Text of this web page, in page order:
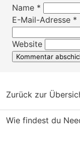
Name *
E-Mail-Adresse *
Website
Zurück zur
Wie findest du